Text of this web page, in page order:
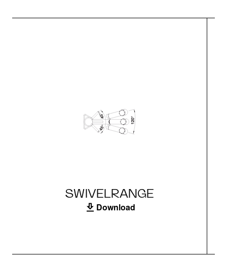
SWIVELRANGE
Download